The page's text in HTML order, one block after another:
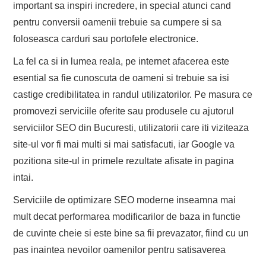
important sa inspiri incredere, in special atunci cand
pentru conversii oamenii trebuie sa cumpere si sa
foloseasca carduri sau portofele electronice.
La fel ca si in lumea reala, pe internet afacerea este
esential sa fie cunoscuta de oameni si trebuie sa isi
castige credibilitatea in randul utilizatorilor. Pe masura ce
promovezi serviciile oferite sau produsele cu ajutorul
serviciilor SEO din Bucuresti, utilizatorii care iti viziteaza
site-ul vor fi mai multi si mai satisfacuti, iar Google va
pozitiona site-ul in primele rezultate afisate in pagina
intai.
Serviciile de optimizare SEO moderne inseamna mai
mult decat performarea modificarilor de baza in functie
de cuvinte cheie si este bine sa fii prevazator, fiind cu un
pas inaintea nevoilor oamenilor pentru satisaverea